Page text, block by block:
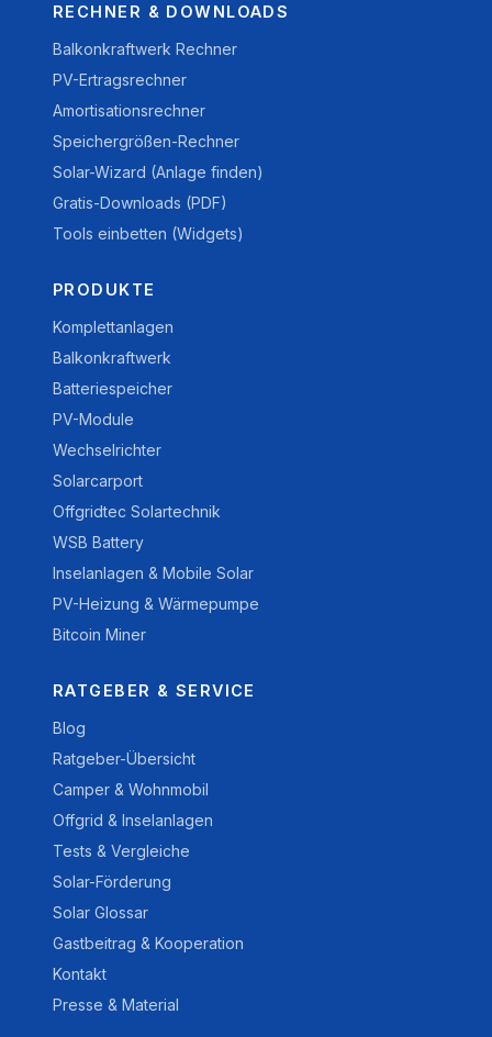
RECHNER & DOWNLOADS
Balkonkraftwerk Rechner
PV-Ertragsrechner
Amortisationsrechner
Speichergrößen-Rechner
Solar-Wizard (Anlage finden)
Gratis-Downloads (PDF)
Tools einbetten (Widgets)
PRODUKTE
Komplettanlagen
Balkonkraftwerk
Batteriespeicher
PV-Module
Wechselrichter
Solarcarport
Offgridtec Solartechnik
WSB Battery
Inselanlagen & Mobile Solar
PV-Heizung & Wärmepumpe
Bitcoin Miner
RATGEBER & SERVICE
Blog
Ratgeber-Übersicht
Camper & Wohnmobil
Offgrid & Inselanlagen
Tests & Vergleiche
Solar-Förderung
Solar Glossar
Gastbeitrag & Kooperation
Kontakt
Presse & Material